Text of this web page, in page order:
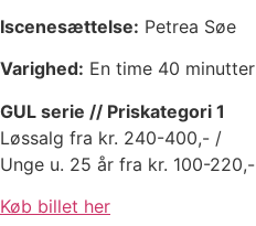
Iscenesættelse: Petrea Søe
Varighed: En time 40
GUL serie // Priskategori 1
Løssalg fra kr. 240-400,- /
Unge u. 25 år fra kr. 100-220,-
Køb billet her